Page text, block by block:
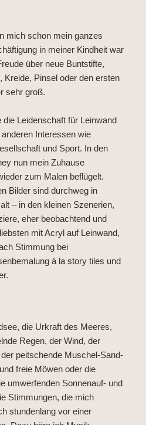
mich schon mein ganzes
in meiner Kindheit war
über neue Buntstifte,
Kreide, Pinsel oder den ersten
sehr groß.
die Leidenschaft für Leinwand
Interessen wie
und Sport. In den
nun mein Zuhause
zum Malen beflügelt.
Bilder sind durchweg in
– in den kleinen Szenerien,
eher beobachtend und
mit Acryl auf Leinwand,
Stimmung bei
á la story tiles und
die Urkraft des Meeres,
Regen, der Wind, der
peitschende Muschel-Sand-
freie Möwen oder die
umwerfenden Sonnenauf- und
Stimmungen, die mich
stundenlang vor einer